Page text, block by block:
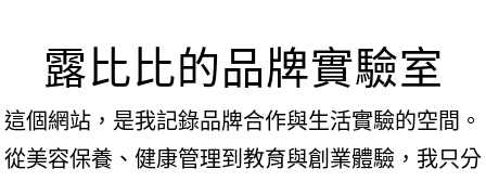
content露比比的品牌實驗室
這個網站，是我記錄品牌合作與生活實驗的空間。
從美容保養、健康管理到教育與創業體驗，我只分